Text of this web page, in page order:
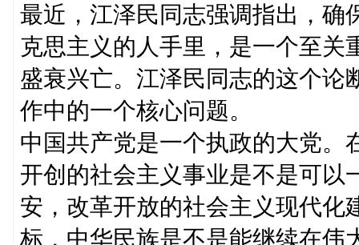
最近，江泽民同志强调指出，确
克思主义的人手里，是一个至关
盛衰兴亡。江泽民同志的这个论
作中的一个核心问题。
中国共产党是一个执政的大党。
开创的社会主义事业是不是可以
安，改革开放的社会主义现代化
标，中华民族是不是能继续在伟